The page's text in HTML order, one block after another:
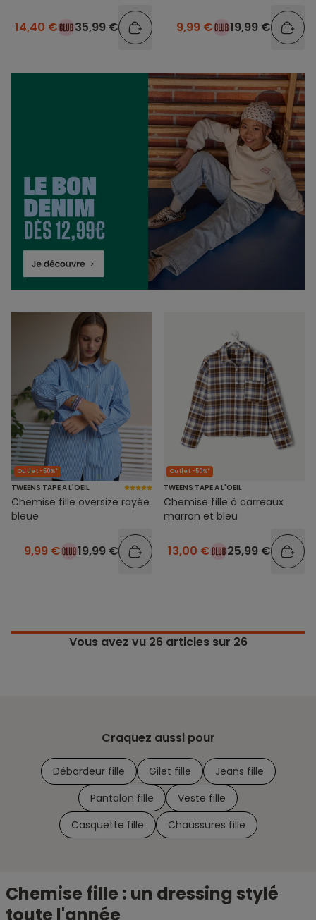
14,40 € 35,99 € 9,99 € 19,99 €
Outlet -50%*
TWEENS TAPE A L'OEIL
Chemise fille oversize rayée
bleue
9,99 € 19,99 €
Outlet -50%*
TWEENS TAPE A L'OEIL
Chemise fille à carreaux
marron et bleu
13,00 € 25,99 €
Vous avez vu 26articles sur 26
Craquez aussi pour
Débardeur fille Gilet fille
Jeans fille
Pantalon fille
Veste fille
Casquette fille
Chaussures fille
Chemise fille : un dressing stylé
toute l'année